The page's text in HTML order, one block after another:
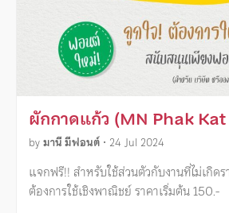
ผักกาดแก้ว (MN Phak
byมานี มีฟอนต์ • 24 Jul 2024
แจกฟรี!! สำหรับใช้ส่วนตัวกับงานที่ไม่เกิดร
ต้องการใช้เชิงพาณิชย์ ราคาเริ่มต้น 150.-